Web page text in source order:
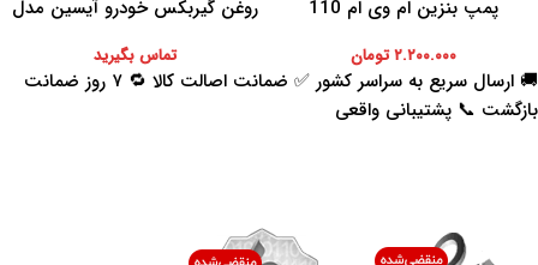
پمپ بنزین ام وی ام 110
۲.۲۰۰.۰۰۰تومان
روغن گیربکس خودرو آیسین مدل
تماس بگیرید
🚚 ارسال سریع به سراسر کشور ✅ ضمانت اصالت کالا 🔁 ۷ روز ضمانت
بازگشت 📞 پشتیبانی واقعی